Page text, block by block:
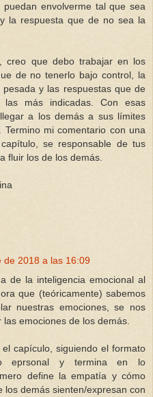
envolverme tal que sea
la respuesta que de no sea la
creo que debo trabajar en los
de no tenerlo bajo control, la
y las respuestas que de
más indicadas. Con esas
a los demás a sus límites
mi comentario con una
se responsable de tus
fluir los de los demás.
de 2018 a las 16:09
de la inteligencia emocional al
que (teóricamente) sabemos
nuestras emociones, se nos
emociones de los demás.
capículo, siguiendo el formato
eprsonal y termina en lo
define la empatía y cómo
los demás sienten/expresan con